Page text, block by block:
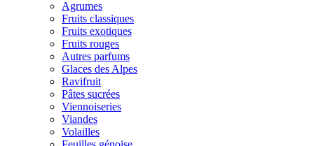
Agrumes
Fruits classiques
Fruits exotiques
Fruits rouges
Autres parfums
Glaces des Alpes
Ravifruit
Pâtes sucrées
Viennoiseries
Viandes
Volailles